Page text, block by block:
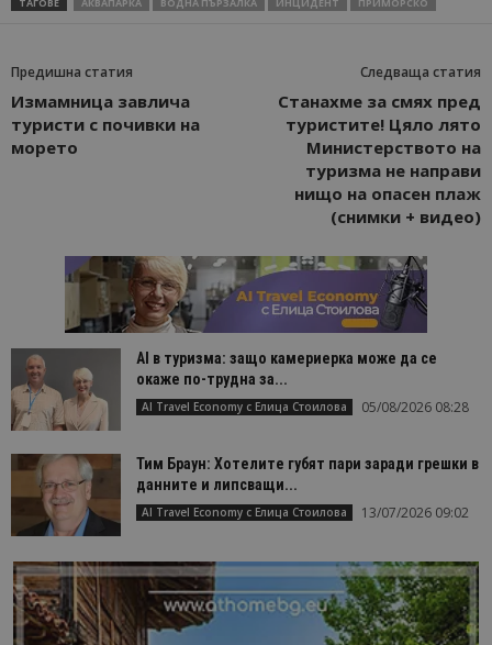
Предишна статия
Измамница завлича
туристи с почивки на
морето
Следваща статия
Станахме за смях пред
туристите! Цяло лято
Министерството на
туризма не направи
нищо на опасен плаж
(снимки + видео)
AI в туризма: защо камериерка може да се
окаже по-трудна за...
AI Travel Economy с Елица Стоилова 05/08/2026 08:28
Тим Браун: Хотелите губят пари заради грешки в
данните и липсващи...
AI Travel Economy с Елица Стоилова 13/07/2026 09:02